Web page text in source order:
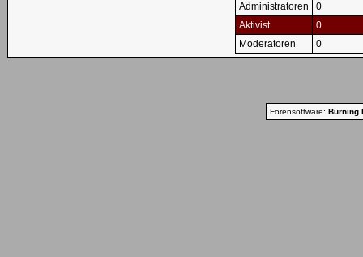
Administratoren
0
Aktivist
0
Moderatoren
0
Forensoftware: Burning